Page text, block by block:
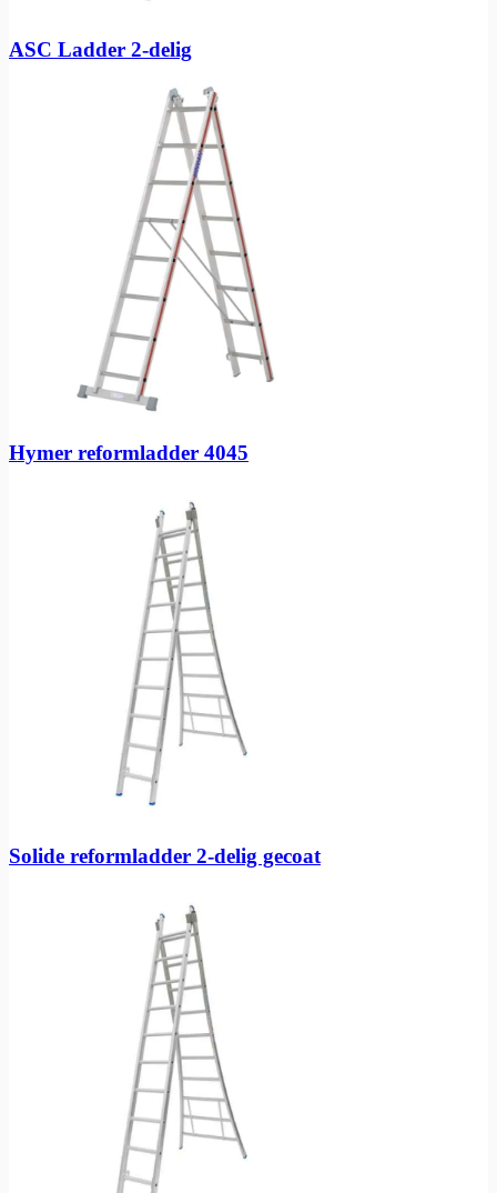
ASC Ladder 2-delig
Hymer reformladder 4045
Solide reformladder 2-delig gecoat